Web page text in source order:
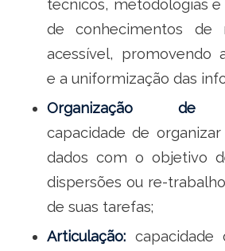
técnicos, metodologias
de conhecimentos de
acessível, promovendo
e a uniformização das
Organização de
capacidade de
dados com o objetivo
dispersões ou re-
de suas tarefas;
Articulação:capacidade